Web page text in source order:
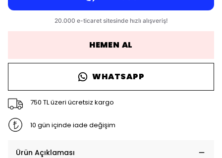
HEMEN AL
WHATSAPP
750 TL üzeri ücretsiz kargo
10 gün içinde iade değişim
Ürün Açıklaması